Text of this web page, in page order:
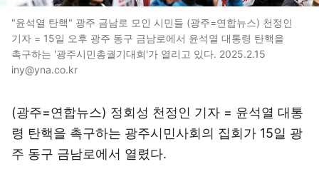
"윤석열 탄핵" 광주 금남로 모인 시민들 (광주=연합뉴스) 천정인
기자 = 15일 오후 광주 동구 금남로에서 윤석열 대통령 탄핵을
촉구하는 '광주시민총궐기대회'가 열리고 있다. 2025.2.15
iny@yna.co.kr
(광주=연합뉴스) 정회성 천정인 기자 = 윤석열 대통
령 탄핵을 촉구하는 광주시민사회의 집회가 15일 광
주 동구 금남로에서 열렸다.